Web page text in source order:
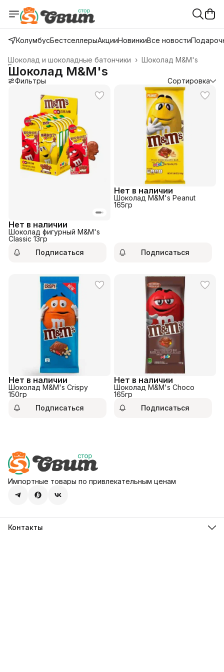
КолумбусБестселлерыАкцииНовинкиВсе новости
Шоколад M&M's
Шоколад и шоколадные батончики ›
Главная
Шоколад M&M's
Фильтры Сортировка
Нет в наличии
Шоколад фигурный M&M's
Classic 13гр
Подписаться
Нет в наличии
Шоколад M&M's Peanut
165гр
Подписаться
Нет в наличии
Шоколад M&M's Crispy
150гр
Подписаться
Нет в наличии
Шоколад M&M's Choco
165гр
Подписаться
Импортные товары по привлекательным ценам
Контакты